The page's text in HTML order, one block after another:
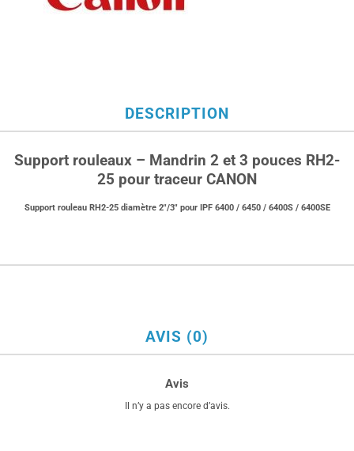
DESCRIPTION
Support rouleaux – Mandrin 2 et 3 pouces RH2-
25 pour traceur CANON
Support rouleau RH2-25 diamètre 2″/3″ pour IPF 6400 / 6450 / 6400S / 6400SE
AVIS (0)
Avis
Il n’y a pas encore d’avis.